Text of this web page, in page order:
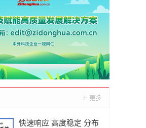
快速响应 高度稳定 分布